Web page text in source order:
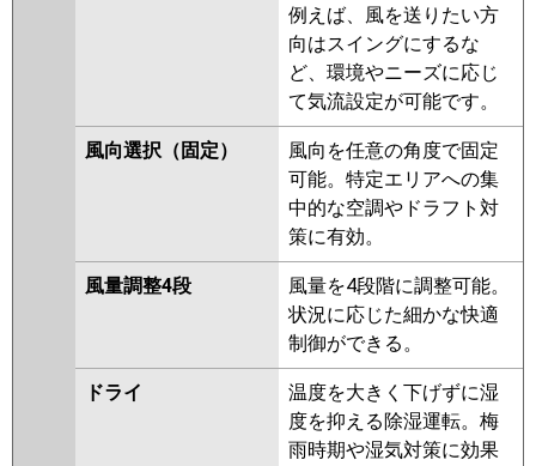
例えば、風を送りたい方
向はスイングにするな
ど、環境やニーズに応じ
て気流設定が可能です。
風向選択（固定）
風向を任意の角度で固定
可能。特定エリアへの集
中的な空調やドラフト対
策に有効。
風量調整4段
風量を4段階に調整可能。
状況に応じた細かな快適
制御ができる。
ドライ
温度を大きく下げずに湿
度を抑える除湿運転。梅
雨時期や湿気対策に効果